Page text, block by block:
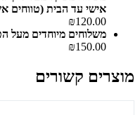
אישי עד הבית (טווחים
₪120.00
משלוחים מיוחדים מעל
₪150.00
מוצרים קשורים